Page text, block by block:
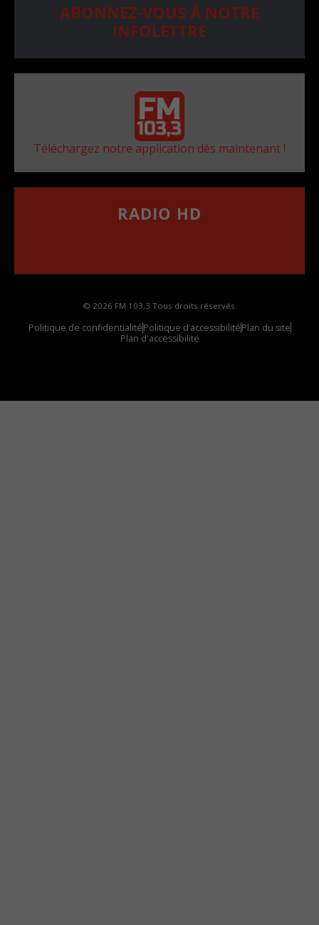
ABONNEZ-VOUS À NOTRE
INFOLETTRE
Téléchargez notre application dès maintenant !
RADIO HD
© 2026 FM 103,3 Tous droits réservés.
Politique de confidentialitéPolitique d’accessibilitéPlan du site
Plan d'accessibilite